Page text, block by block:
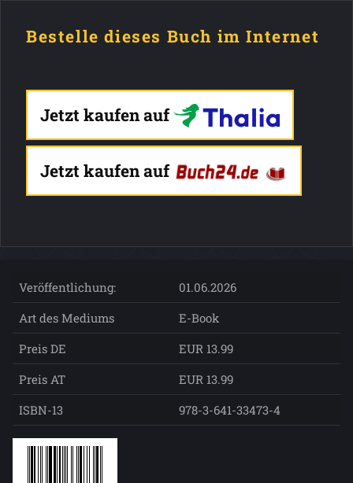
Bestelle dieses Buch im Internet
Jetzt kaufen auf
Jetzt kaufen auf
Veröffentlichung:
01.06.2026
Art des Mediums
E-Book
Preis DE
EUR 13.99
Preis AT
EUR 13.99
ISBN-13
978-3-641-33473-4